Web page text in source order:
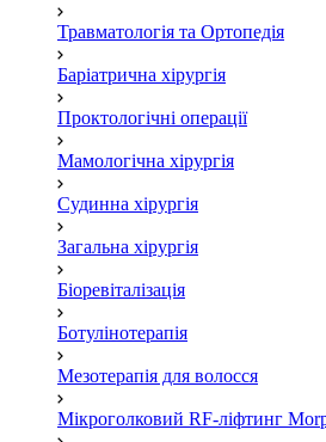
Травматологія та Ортопедія
Баріатрична хірургія
Проктологічні операції
Мамологічна хірургія
Судинна хірургія
Загальна хірургія
Біоревіталізація
Ботулінотерапія
Мезотерапія для волосся
Мікроголковий RF-ліфтинг